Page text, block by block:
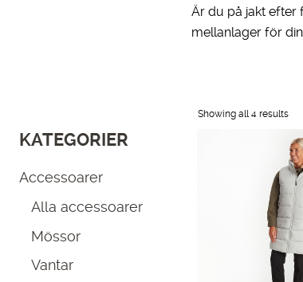
Är du på jakt efter
mellanlager för
Showing all 4 results
KATEGORIER
Accessoarer
Alla accessoarer
Mössor
Vantar